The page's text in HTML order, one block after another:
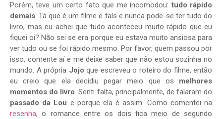
Porém, teve um certo fato que me incomodou: tudo rápido
demais. Tá que é um filme e tals e nunca pode-se ter tudo do
livro, mas eu achei que tudo aconteceu muito rápido que eu
fiquei oi? Não sei se era porque eu estava muito ansiosa para
ver tudo ou se foi rápido mesmo. Por favor, quem passou por
isso, comente aí e me deixe saber que não estou sozinha no
mundo. A própria Jojo que escreveu o roteiro do filme, então
eu creio que ela decidiu pegar meio que os melhores
momentos do livro. Senti falta, principalmente, de falaram do
passado da Lou e porque ela é assim. Como comentei na
resenha, o romance entre os dois fica meio de segundo